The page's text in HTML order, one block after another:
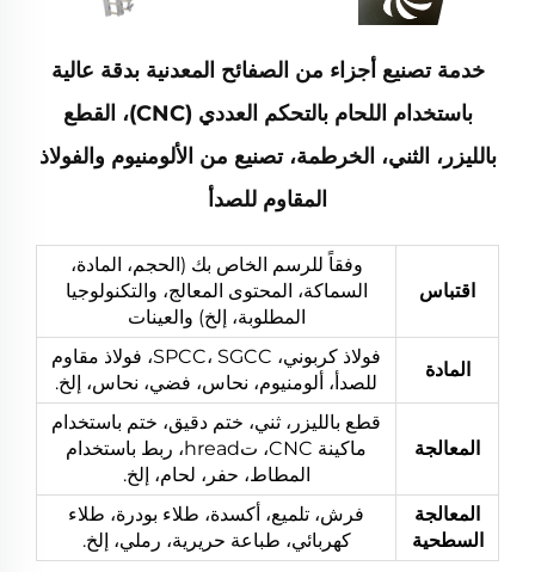
خدمة تصنيع أجزاء من الصفائح المعدنية بدقة عالية
باستخدام اللحام بالتحكم العددي (CNC)، القطع
بالليزر، الثني، الخرطمة، تصنيع من الألومنيوم والفولاذ
المقاوم للصدأ
اقتباس
وفقاً للرسم الخاص بك (الحجم، المادة،
السماكة، المحتوى المعالج، والتكنولوجيا
المطلوبة، إلخ) والعينات
المادة
فولاذ كربوني، SPCC، SGCC، فولاذ مقاوم
للصدأ، ألومنيوم، نحاس، فضي، نحاس، إلخ.
المعالجة
قطع بالليزر، ثني، ختم دقيق، ختم باستخدام
ماكينة CNC، تhread، ربط باستخدام
المطاط، حفر، لحام، إلخ.
المعالجة
السطحية
فرش، تلميع، أكسدة، طلاء بودرة، طلاء
كهربائي، طباعة حريرية، رملي، إلخ.